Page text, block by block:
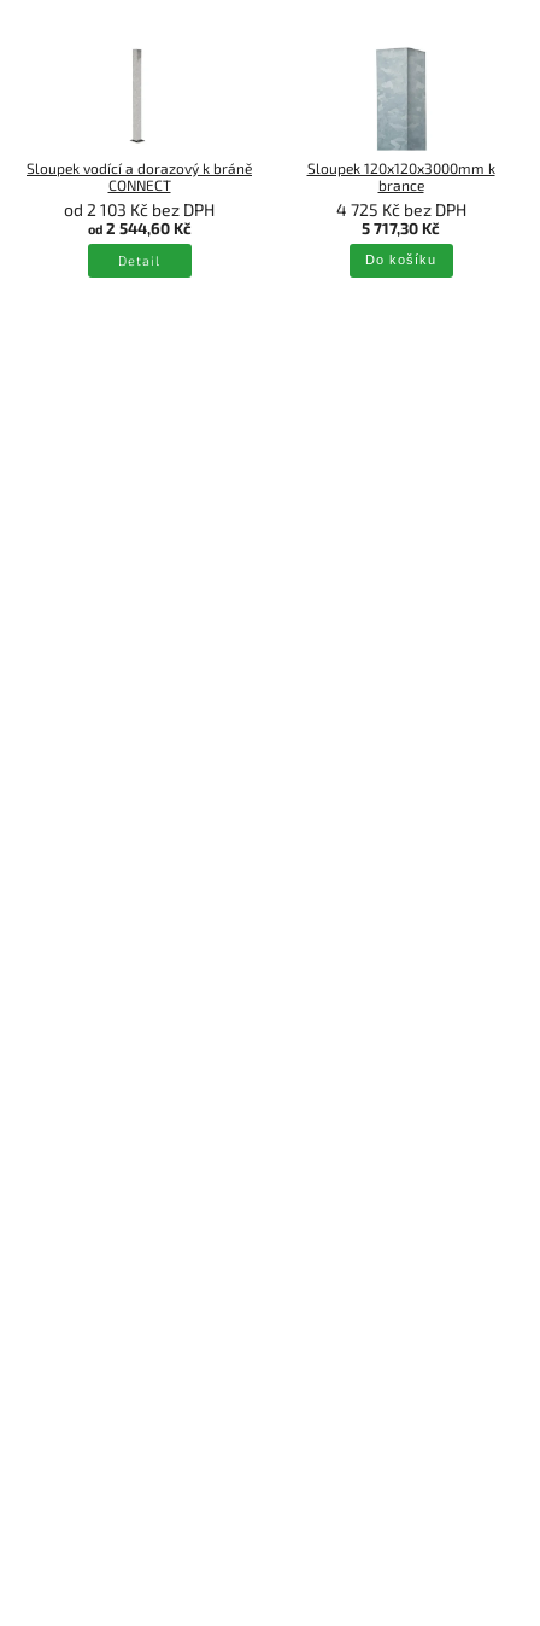
Sloupek vodící a dorazový k bráně
CONNECT
od 2 103 Kč bez DPH
od2 544,60 Kč
Detail
Sloupek 120x120x3000mm k
brance
4 725 Kč bez DPH
5 717,30 Kč
Do košíku